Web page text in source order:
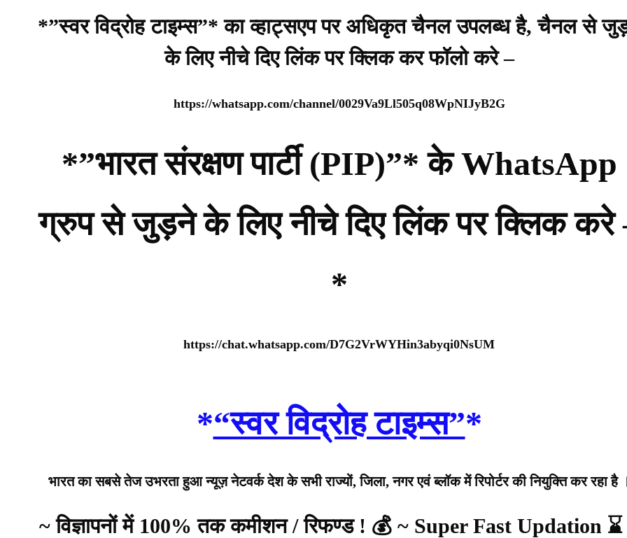
*”स्वर विद्रोह टाइम्स”* का व्हाट्सएप पर अधिकृत चैनल उपलब्ध है, चैनल से
के लिए नीचे दिए लिंक पर क्लिक कर फॉलो करे –
https://whatsapp.com/channel/0029Va9Ll505q08WpNIJyB2G
*”भारत संरक्षण पार्टी (PIP)”* के WhatsApp
ग्रुप से जुड़ने के लिए नीचे दिए लिंक पर क्लिक करे
*
https://chat.whatsapp.com/D7G2VrWYHin3abyqi0NsUM
*“स्वर विद्रोह टाइम्स”*
भारत का सबसे तेज उभरता हुआ न्यूज़ नेटवर्क देश के सभी राज्यों, जिला, नगर एवं ब्लॉक में रिपोर्टर की नियुक्ति कर रहा है
~ विज्ञापनों में 100% तक कमीशन / रिफण्ड ! 💰 ~ Super Fast Updation